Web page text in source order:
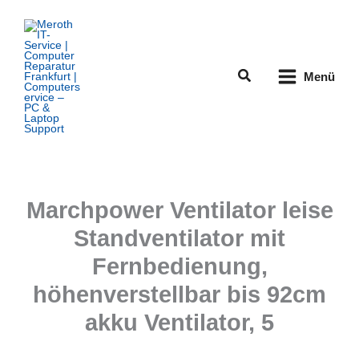
Inhalt
springen
Suchen Menü
Marchpower Ventilator leise
Standventilator mit
Fernbedienung,
höhenverstellbar bis 92cm
akku Ventilator, 5